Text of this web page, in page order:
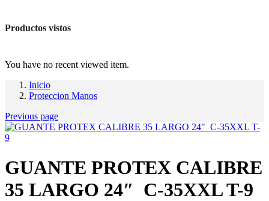
Productos vistos
You have no recent viewed item.
Inicio
Proteccion Manos
Previous page
GUANTE PROTEX CALIBRE
35 LARGO 24″ C-35XXL T-9